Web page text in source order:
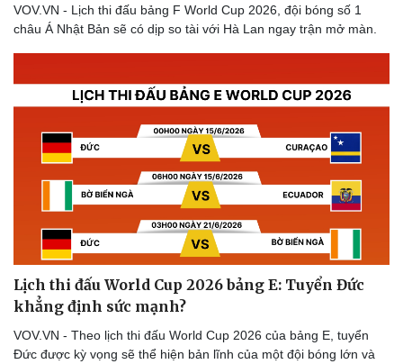
VOV.VN - Lịch thi đấu bảng F World Cup 2026, đội bóng số 1
châu Á Nhật Bản sẽ có dịp so tài với Hà Lan ngay trận mở màn.
Lịch thi đấu World Cup 2026 bảng E: Tuyển Đức
khẳng định sức mạnh?
VOV.VN - Theo lịch thi đấu World Cup 2026 của bảng E, tuyển
Đức được kỳ vọng sẽ thể hiện bản lĩnh của một đội bóng lớn và